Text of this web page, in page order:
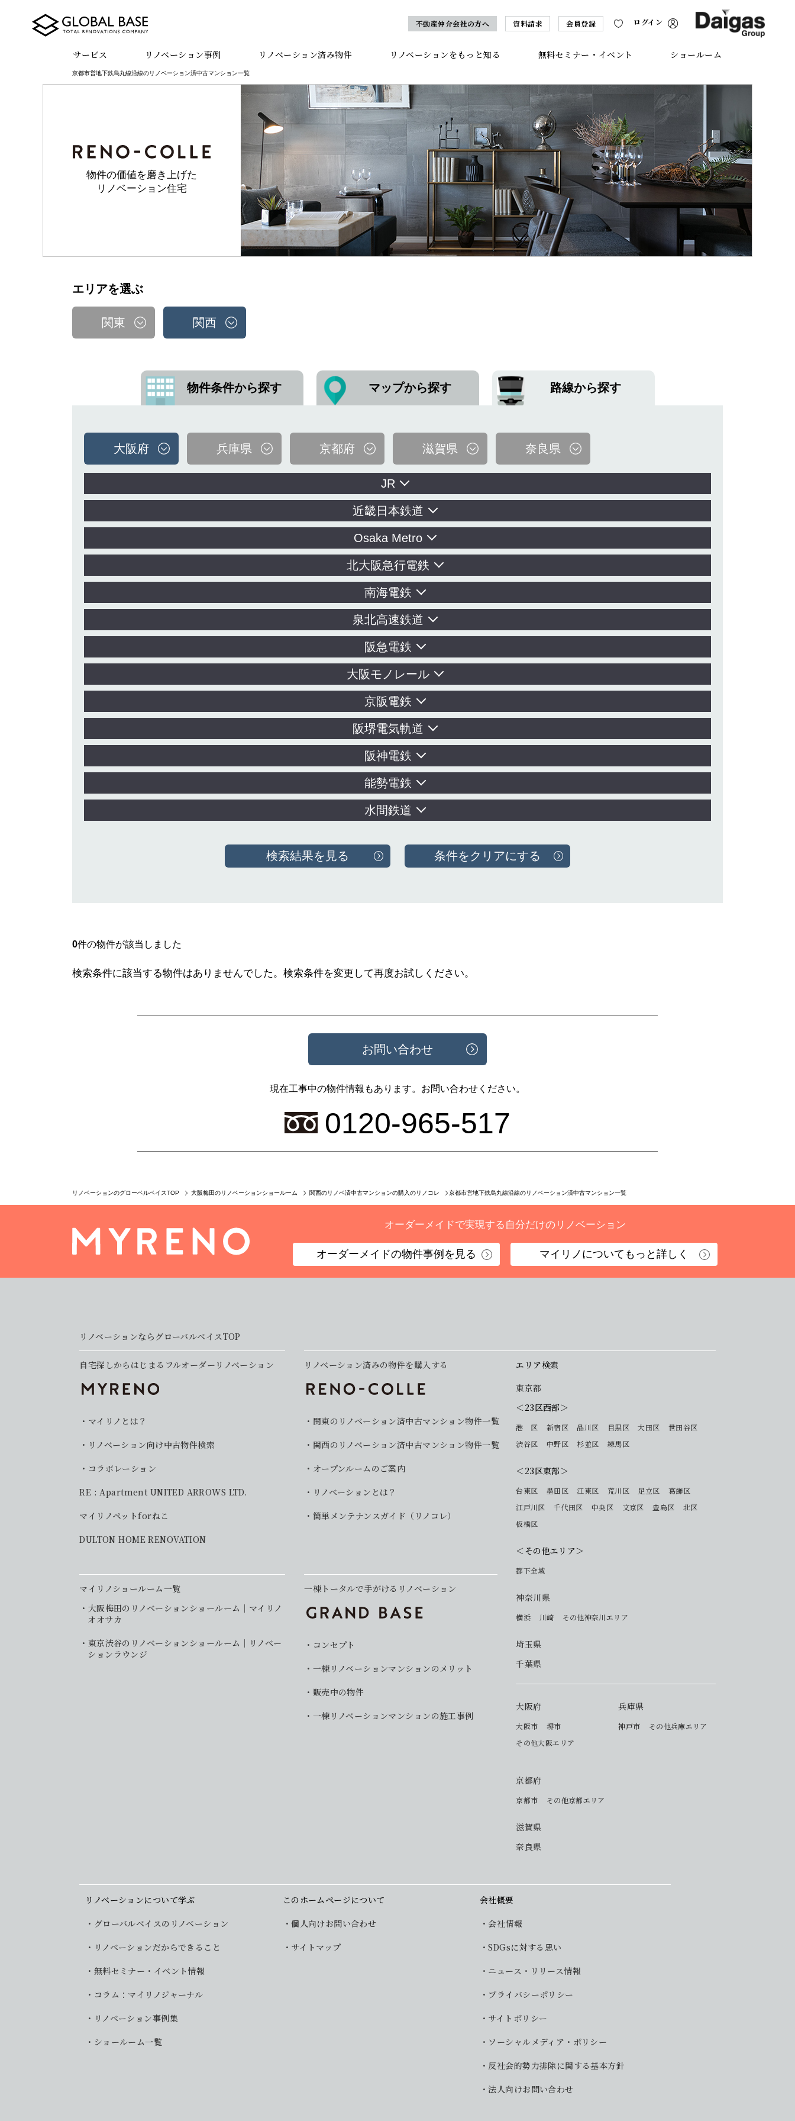
不動産仲介会社の方へ 資料請求 会員登録 ログイン
サービス リノベーション事例 リノベーション済み物件 リノベーションをもっと知る 無料セミナー・イベント ショールーム
京都市営地下鉄烏丸線沿線のリノベーション済中古マンション一覧
物件の価値を磨き上げた
リノベーション住宅
エリアを選ぶ
関東 関西
物件条件から探す マップから探す 路線から探す
大阪府 兵庫県 京都府 滋賀県 奈良県
JR
近畿日本鉄道
Osaka Metro
北大阪急行電鉄
南海電鉄
泉北高速鉄道
阪急電鉄
大阪モノレール
京阪電鉄
阪堺電気軌道
阪神電鉄
能勢電鉄
水間鉄道
0件の物件が該当しました
検索条件に該当する物件はありませんでした。 検索条件を変更して再度お試しください。
お問い合わせ
現在工事中の物件情報もあります。 お問い合わせください。
0120-965-517
リノベーションのグローベルベイスTOP 大阪梅田のリノベーションショールーム 関西のリノベ済中古マンションの購入のリノコレ 京都市営地下鉄烏丸線沿線のリノベーション済中古マンション一覧
オーダーメイドで実現する 自分だけのリノベーション
オーダーメイドの物件事例を見る マイリノについて もっと詳しく
リノベーションならグローバルベイスTOP
自宅探しからはじまるフルオーダーリノベーション
マイリノとは？
リノベーション向け中古物件検索
コラボレーション
RE : Apartment UNITED ARROWS LTD.
マイリノペットforねこ
DULTON HOME RENOVATION
マイリノショールーム一覧
大阪梅田のリノベーションショールーム｜マイリノ
オオサカ
東京渋谷のリノベーションショールーム｜リノベー
ションラウンジ
リノベーション済みの物件を購入する
関東のリノベーション済中古マンション物件一覧
関西のリノベーション済中古マンション物件一覧
オープンルームのご案内
リノベーションとは？
簡単メンテナンスガイド（リノコレ）
エリア検索
東京都
＜23区西部＞
港 区 新宿区 品川区 目黒区 大田区
世田谷区
渋谷区
中野区 杉並区 練馬区
＜23区東部＞
台東区 墨田区 江東区 荒川区 足立区
葛飾区
江戸川区
千代田区 中央区 文京区 豊島区
北区
板橋区
＜その他エリア＞
都下全域
神奈川県
横浜 川崎 その他神奈川エリア
埼玉県
千葉県
大阪府
大阪市
堺市
その他大阪エリア
兵庫県
神戸市 その他兵庫エリア
京都府
京都市 その他京都エリア
滋賀県
奈良県
一棟トータルで手がけるリノベーション
コンセプト
一棟リノベーションマンションのメリット
販売中の物件
一棟リノベーションマンションの施工事例
リノベーションについて学ぶ
グローバルベイスのリノベーション
リノベーションだからできること
無料セミナー・イベント情報
コラム：マイリノジャーナル
リノベーション事例集
ショールーム一覧
このホームページについて
個人向けお問い合わせ
サイトマップ
会社概要
会社情報
SDGsに対する思い
ニュース・リリース情報
プライバシーポリシー
サイトポリシー
ソーシャルメディア・ポリシー
反社会的勢力排除に関する基本方針
法人向けお問い合わせ